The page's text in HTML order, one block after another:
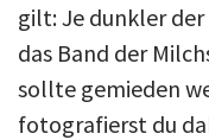
gilt: Je dunkler
das Band der
sollte gemieden
fotografierst du